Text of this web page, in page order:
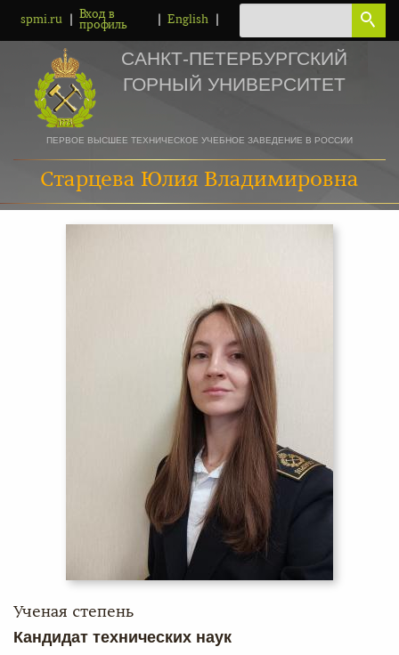
spmi.ru
Вход в
профиль
English
САНКТ-ПЕТЕРБУРГСКИЙ
ГОРНЫЙ УНИВЕРСИТЕТ
ПЕРВОЕ ВЫСШЕЕ ТЕХНИЧЕСКОЕ УЧЕБНОЕ ЗАВЕДЕНИЕ В РОССИИ
Старцева Юлия Владимировна
Ученая степень
Кандидат технических наук